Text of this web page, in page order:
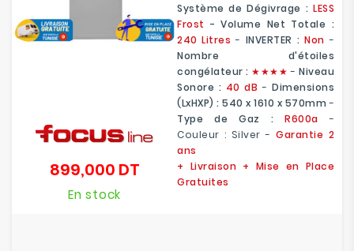
Système de Dégivrage : LESS
Frost - Volume Net Totale :
240 Litres - INVERTER :Non-
Nombre d'étoiles
congélateur : ★★★★ - Niveau
Sonore : 40 dB-Dimensions
(LxHXP) : 540 x 1610 x 570mm -
Type de Gaz :
R600a
-
Couleur : Silver -Garantie 2
ans
+ Livraison + Mise en Place
Gratuites
899,000 DTPrix
En stock